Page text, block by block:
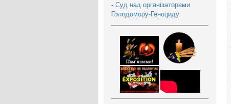
- Суд над організаторами
Голодомору-Геноциду